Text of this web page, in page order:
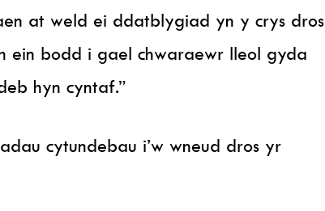
at weld ei ddatblygiad yn y crys dros
ein bodd i gael chwaraewr lleol gyda
hyn cyntaf.”
cytundebau i’w wneud dros yr